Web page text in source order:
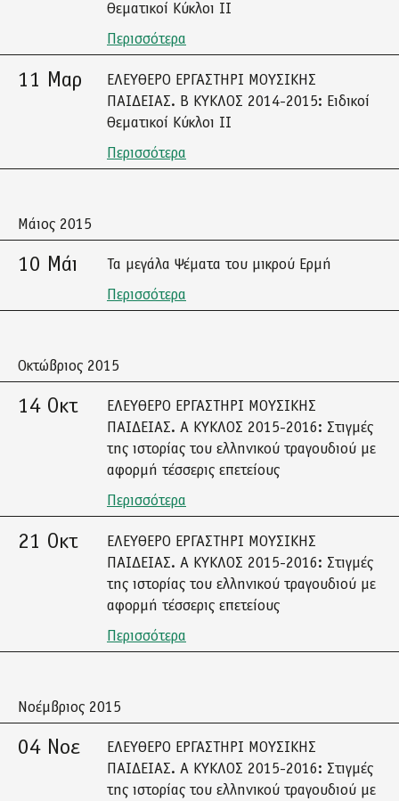
Θεματικοί Κύκλοι ΙΙ
Περισσότερα
11 Μαρ
ΕΛΕΥΘΕΡΟ ΕΡΓΑΣΤΗΡΙ ΜΟΥΣΙΚΗΣ
ΠΑΙΔΕΙΑΣ. Β ΚΥΚΛΟΣ 2014-2015: Ειδικοί
Θεματικοί Κύκλοι ΙΙ
Περισσότερα
Μάιος 2015
10 Μάι
Τα μεγάλα Ψέματα του μικρού Ερμή
Περισσότερα
Οκτώβριος 2015
14 Οκτ
ΕΛΕΥΘΕΡΟ ΕΡΓΑΣΤΗΡΙ ΜΟΥΣΙΚΗΣ
ΠΑΙΔΕΙΑΣ. Α ΚΥΚΛΟΣ 2015-2016: Στιγμές
της ιστορίας του ελληνικού τραγουδιού με
αφορμή τέσσερις επετείους
Περισσότερα
21 Οκτ
ΕΛΕΥΘΕΡΟ ΕΡΓΑΣΤΗΡΙ ΜΟΥΣΙΚΗΣ
ΠΑΙΔΕΙΑΣ. Α ΚΥΚΛΟΣ 2015-2016: Στιγμές
της ιστορίας του ελληνικού τραγουδιού με
αφορμή τέσσερις επετείους
Περισσότερα
Νοέμβριος 2015
04 Νοε
ΕΛΕΥΘΕΡΟ ΕΡΓΑΣΤΗΡΙ ΜΟΥΣΙΚΗΣ
ΠΑΙΔΕΙΑΣ. Α ΚΥΚΛΟΣ 2015-2016: Στιγμές
της ιστορίας του ελληνικού τραγουδιού με